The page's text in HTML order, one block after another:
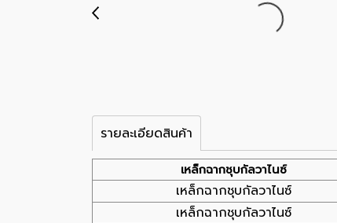
รายละเอียดสินค้า
เหล็กฉากชุบกัลวาไนซ์
เหล็กฉากชุบกัลวาไนซ์
เหล็กฉากชุบกัลวาไนซ์